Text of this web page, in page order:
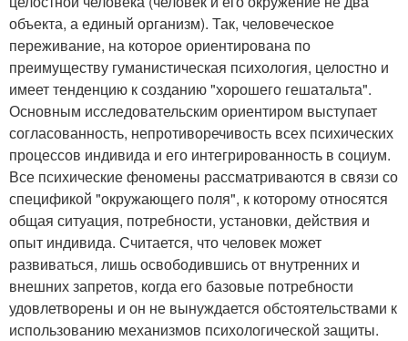
объекта, а единый организм). Так, человеческое
переживание, на которое ориентирована по
преимуществу гуманистическая психология, целостно и
имеет тенденцию к созданию "хорошего гешатальта".
Основным исследовательским ориентиром выступает
согласованность, непротиворечивость всех психических
процессов индивида и его интегрированность в социум.
Все психические феномены рассматриваются в связи со
спецификой "окружающего поля", к которому относятся
общая ситуация, потребности, установки, действия и
опыт индивида. Считается, что человек может
развиваться, лишь освободившись от внутренних и
внешних запретов, когда его базовые потребности
удовлетворены и он не вынуждается обстоятельствами к
использованию механизмов психологической защиты.